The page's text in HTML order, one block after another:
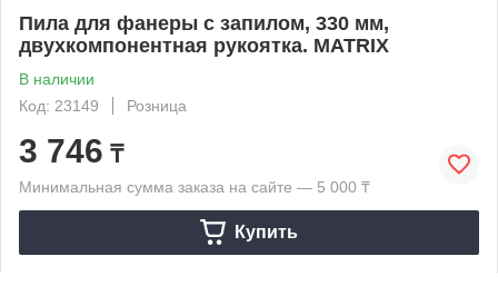
Пила для фанеры с запилом, 330 мм,
двухкомпонентная рукоятка. MATRIX
В наличии
Код: 23149
Розница
3 746 ₸
Минимальная сумма заказа на сайте — 5 000 ₸
Купить